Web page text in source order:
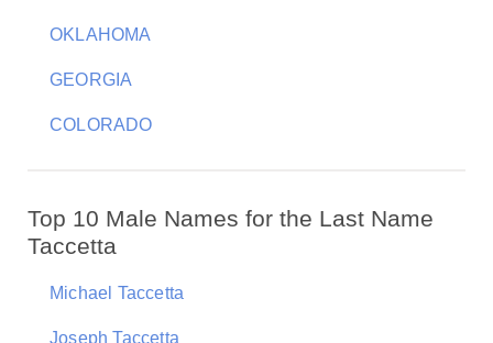
OKLAHOMA
GEORGIA
COLORADO
Top 10 Male Names for the Last Name
Taccetta
Michael Taccetta
Joseph Taccetta